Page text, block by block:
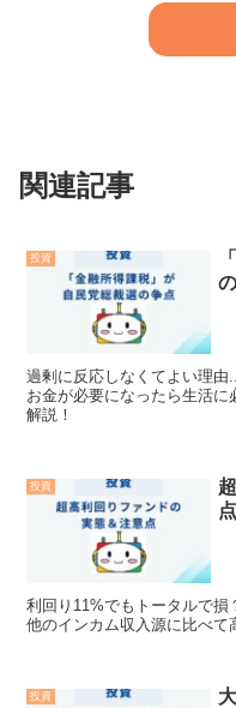
関連記事
投資
過剰に反応しなくてよい理
お金が必要になったら生活
解説！
投資
点
利回り11%でもトータルで損
他のインカム収入源に比べて
投資